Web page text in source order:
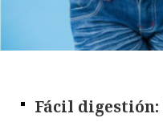
Fácil digestión: